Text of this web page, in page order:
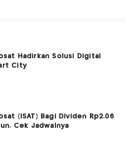
Hadirkan Solusi Digital
City
(ISAT) Bagi Dividen Rp2,06
Cek Jadwalnya